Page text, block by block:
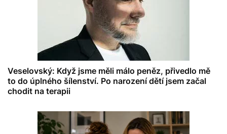
Veselovský: Když jsme měli málo peněz, přivedlo mě
to do úplného šílenství. Po narození dětí jsem začal
chodit na terapii